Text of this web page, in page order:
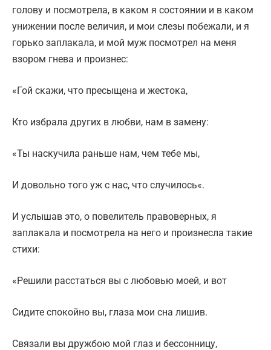
голову и посмотрела, в каком я состоянии и в каком
унижении после величия, и мои слезы побежали, и я
горько заплакала, и мой муж посмотрел на меня
взором гнева и произнес:
«Гой скажи, что пресыщена и жестока,
Кто избрала других в любви, нам в замену:
«Ты наскучила раньше нам, чем тебе мы,
И довольно того уж с нас, что случилось«.
И услышав это, о повелитель правоверных, я
заплакала и посмотрела на него и произнесла такие
стихи:
«Решили расстаться вы с любовью моей, и вот
Сидите спокойно вы, глаза мои сна лишив.
Связали вы дружбою мой глаз и бессонницу,